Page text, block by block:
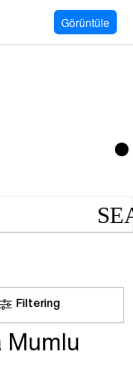
Filtering
Mumlu
Görüntüle